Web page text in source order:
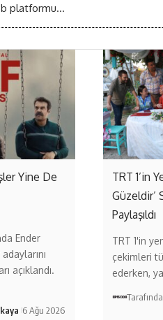
platformu...
Yine De
Ender
açıklandı.
6 Ağu 2026
TRT 1’in
Güzeldir’
Paylaşıldı
TRT 1'in
çekimleri
ederken,